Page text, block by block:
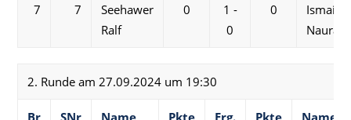
7 7
Seehawer
Ralf
0
1 -
0
0
Ismail
Nauras
2. Runde am 27.09.2024 um 19:30
Br SNr Name Pkte Erg. Pkte Name